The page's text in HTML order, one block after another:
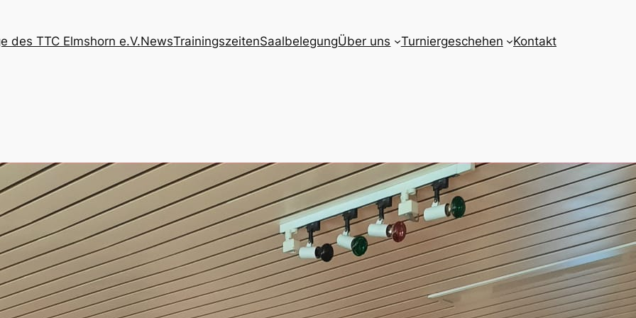
des TTC Elmshorn e.V.NewsTrainingszeitenSaalbelegungÜber uns Turniergeschehen Kontakt